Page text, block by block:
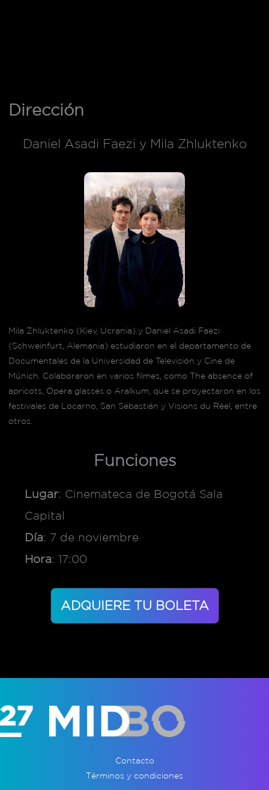
Dirección
Daniel Asadi Faezi y Mila Zhluktenko
Mila Zhluktenko (Kiev, Ucrania) y Daniel Asadi Faezi
(Schweinfurt, Alemania) estudiaron en el departamento de
Documentales de la Universidad de Televisión y Cine de
Múnich. Colaboraron en varios filmes, como The absence of
apricots, Opera glasses o Aralkum, que se proyectaron en los
festivales de Locarno, San Sebastián y Visions du Réel, entre
otros.
Funciones
Lugar: Cinemateca de Bogotá Sala
Capital
Día: 7 de noviembre
Hora: 17:00
ADQUIERE TU BOLETA
Contacto
Términos y condiciones